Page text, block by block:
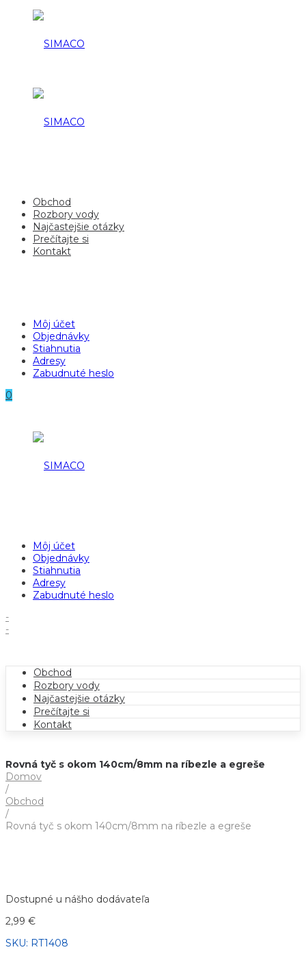
Obchod
Rozbory vody
Najčastejšie otázky
Prečítajte si
Kontakt
Môj účet
Objednávky
Stiahnutia
Adresy
Zabudnuté heslo
0
Môj účet
Objednávky
Stiahnutia
Adresy
Zabudnuté heslo
-
-
Obchod
Rozbory vody
Najčastejšie otázky
Prečítajte si
Kontakt
Rovná tyč s okom 140cm/8mm na ríbezle a egreše
Domov
/
Obchod
/
Rovná tyč s okom 140cm/8mm na ríbezle a egreše
Dostupné u nášho dodávateľa
2,99 €
SKU: RT1408